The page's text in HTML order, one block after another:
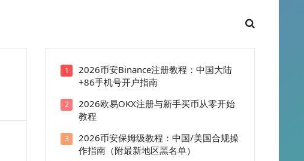
1
2026币安Binance注册教程：中国大陆
+86手机号开户指南
2
2026欧易OKX注册与新手买币从零开始
教程
3
2026币安保姆级教程：中国/美国合规操
作指南（附最新地区黑名单）